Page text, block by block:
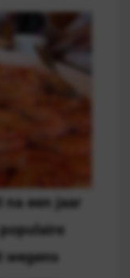
na een jaar
wegens